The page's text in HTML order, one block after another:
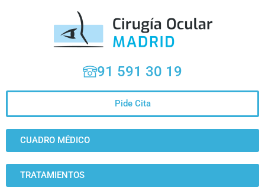
91 591 30 19
Pide Cita
CUADRO MÉDICO
TRATAMIENTOS